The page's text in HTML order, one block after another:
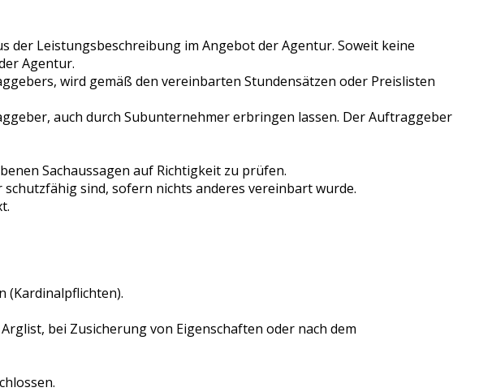
der Leistungsbeschreibung im Angebot der Agentur. Soweit keine
Agentur.
wird gemäß den vereinbarten Stundensätzen oder Preislisten
auch durch Subunternehmer erbringen lassen. Der Auftraggeber
Sachaussagen auf Richtigkeit zu prüfen.
sind, sofern nichts anderes vereinbart wurde.
(Kardinalpflichten).
bei Zusicherung von Eigenschaften oder nach dem